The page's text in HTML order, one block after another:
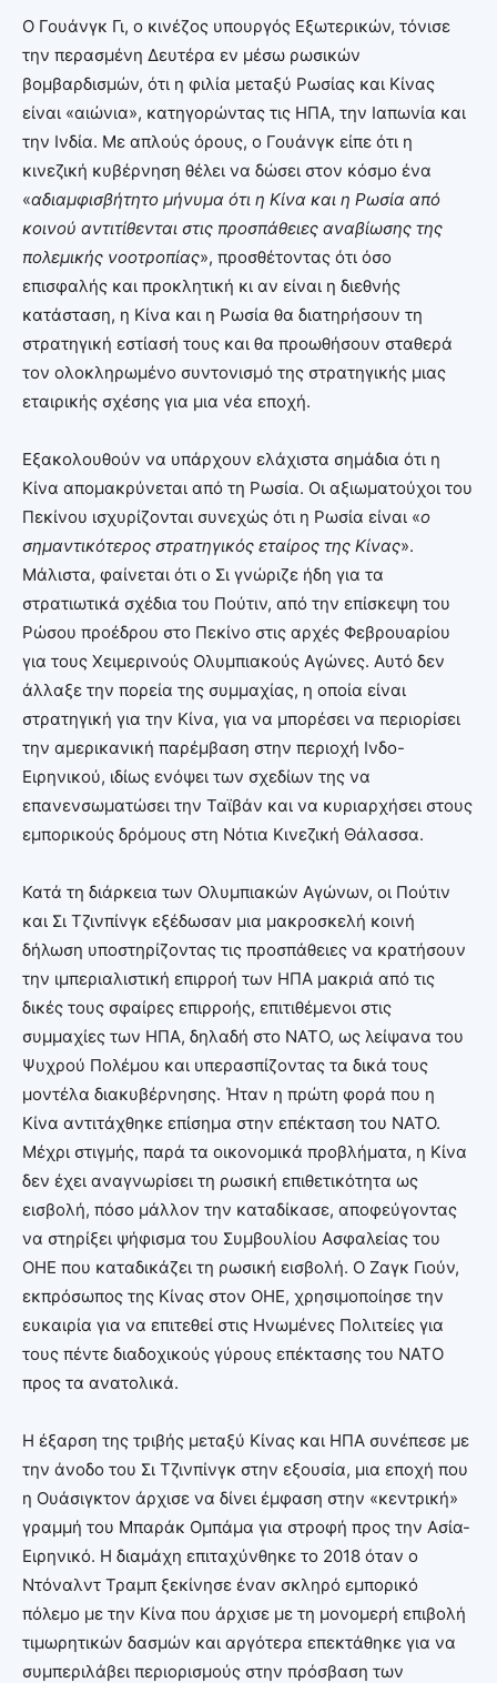
Ο Γουάνγκ Γι, ο κινέζος υπουργός Εξωτερικών, τόνισε
την περασμένη Δευτέρα εν μέσω ρωσικών
βομβαρδισμών, ότι η φιλία μεταξύ Ρωσίας και Κίνας
είναι «αιώνια», κατηγορώντας τις ΗΠΑ, την Ιαπωνία και
την Ινδία. Με απλούς όρους, ο Γουάνγκ είπε ότι η
κινεζική κυβέρνηση θέλει να δώσει στον κόσμο ένα
«αδιαμφισβήτητο μήνυμα ότι η Κίνα και η Ρωσία από
κοινού αντιτίθενται στις προσπάθειες αναβίωσης της
πολεμικής νοοτροπίας», προσθέτοντας ότι όσο
επισφαλής και προκλητική κι αν είναι η διεθνής
κατάσταση, η Κίνα και η Ρωσία θα διατηρήσουν τη
στρατηγική εστίασή τους και θα προωθήσουν σταθερά
τον ολοκληρωμένο συντονισμό της στρατηγικής μιας
εταιρικής σχέσης για μια νέα εποχή.
Εξακολουθούν να υπάρχουν ελάχιστα σημάδια ότι η
Κίνα απομακρύνεται από τη Ρωσία. Οι αξιωματούχοι του
Πεκίνου ισχυρίζονται συνεχώς ότι η Ρωσία είναι «ο
σημαντικότερος στρατηγικός εταίρος της Κίνας».
Μάλιστα, φαίνεται ότι ο Σι γνώριζε ήδη για τα
στρατιωτικά σχέδια του Πούτιν, από την επίσκεψη του
Ρώσου προέδρου στο Πεκίνο στις αρχές Φεβρουαρίου
για τους Χειμερινούς Ολυμπιακούς Αγώνες. Αυτό δεν
άλλαξε την πορεία της συμμαχίας, η οποία είναι
στρατηγική για την Κίνα, για να μπορέσει να περιορίσει
την αμερικανική παρέμβαση στην περιοχή Ινδο-
Ειρηνικού, ιδίως ενόψει των σχεδίων της να
επανενσωματώσει την Ταϊβάν και να κυριαρχήσει στους
εμπορικούς δρόμους στη Νότια Κινεζική Θάλασσα.
Κατά τη διάρκεια των Ολυμπιακών Αγώνων, οι Πούτιν
και Σι Τζινπίνγκ εξέδωσαν μια μακροσκελή κοινή
δήλωση υποστηρίζοντας τις προσπάθειες να κρατήσουν
την ιμπεριαλιστική επιρροή των ΗΠΑ μακριά από τις
δικές τους σφαίρες επιρροής, επιτιθέμενοι στις
συμμαχίες των ΗΠΑ, δηλαδή στο ΝΑΤΟ, ως λείψανα του
Ψυχρού Πολέμου και υπερασπίζοντας τα δικά τους
μοντέλα διακυβέρνησης. Ήταν η πρώτη φορά που η
Κίνα αντιτάχθηκε επίσημα στην επέκταση του ΝΑΤΟ.
Μέχρι στιγμής, παρά τα οικονομικά προβλήματα, η Κίνα
δεν έχει αναγνωρίσει τη ρωσική επιθετικότητα ως
εισβολή, πόσο μάλλον την καταδίκασε, αποφεύγοντας
να στηρίξει ψήφισμα του Συμβουλίου Ασφαλείας του
ΟΗΕ που καταδικάζει τη ρωσική εισβολή. Ο Ζαγκ Γιούν,
εκπρόσωπος της Κίνας στον ΟΗΕ, χρησιμοποίησε την
ευκαιρία για να επιτεθεί στις Ηνωμένες Πολιτείες για
τους πέντε διαδοχικούς γύρους επέκτασης του ΝΑΤΟ
προς τα ανατολικά.
Η έξαρση της τριβής μεταξύ Κίνας και ΗΠΑ συνέπεσε με
την άνοδο του Σι Τζινπίνγκ στην εξουσία, μια εποχή που
η Ουάσιγκτον άρχισε να δίνει έμφαση στην «κεντρική»
γραμμή του Μπαράκ Ομπάμα για στροφή προς την Ασία-
Ειρηνικό. Η διαμάχη επιταχύνθηκε το 2018 όταν ο
Ντόναλντ Τραμπ ξεκίνησε έναν σκληρό εμπορικό
πόλεμο με την Κίνα που άρχισε με τη μονομερή επιβολή
τιμωρητικών δασμών και αργότερα επεκτάθηκε για να
συμπεριλάβει περιορισμούς στην πρόσβαση των